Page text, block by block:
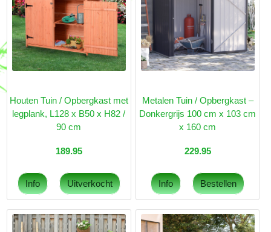
Houten Tuin / Opbergkast met
legplank, L128 x B50 x H82 /
90 cm
189.95
Metalen Tuin / Opbergkast –
Donkergrijs 100 cm x 103 cm
x 160 cm
229.95